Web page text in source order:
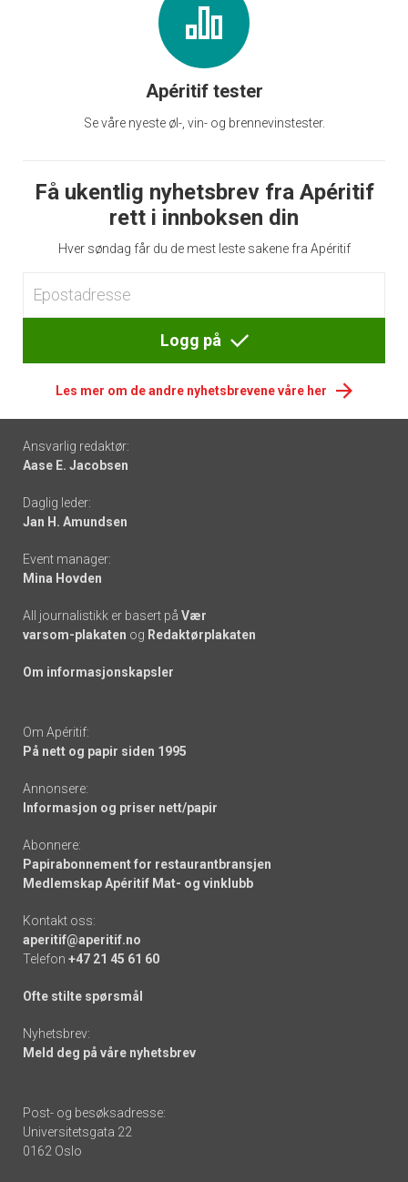
Apéritif tester
Se våre nyeste øl-, vin- og brennevinstester.
Få ukentlig nyhetsbrev fra Apéritif
rett i innboksen din
Hver søndag får du de mest leste sakene fra Apéritif
Logg på
Les mer om de andre nyhetsbrevene våre her
Footer
-
links
Ansvarlig redaktør:
Aase E. Jacobsen
Daglig leder:
Jan H. Amundsen
Event manager:
Mina Hovden
All journalistikk er basert på Vær
varsom-plakaten og Redaktørplakaten
Om informasjonskapsler
Om Apéritif:
På nett og papir siden 1995
Annonsere:
Informasjon og priser nett/papir
Abonnere:
Papirabonnement for restaurantbransjen
Medlemskap Apéritif Mat- og vinklubb
Kontakt oss:
aperitif@aperitif.no
Telefon +47 21 45 61 60
Ofte stilte spørsmål
Nyhetsbrev:
Meld deg på våre nyhetsbrev
Post- og besøksadresse:
Universitetsgata 22
0162 Oslo